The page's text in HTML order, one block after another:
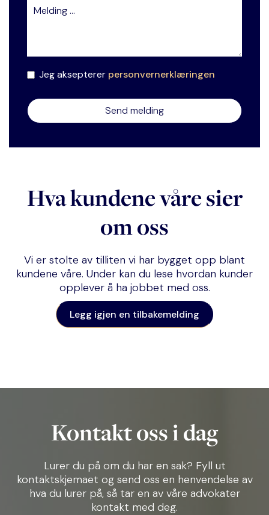
Jeg aksepterer personvernerklæringen
Hva kundene våre sier
om oss
Vi er stolte av tilliten vi har bygget opp blant
kundene våre. Under kan du lese hvordan kunder
opplever å ha jobbet med oss.
Legg igjen en tilbakemelding
Kontakt oss i dag
Lurer du på om du har en sak? Fyll ut
kontaktskjemaet og send oss en henvendelse av
hva du lurer på, så tar en av våre advokater
kontakt med deg.